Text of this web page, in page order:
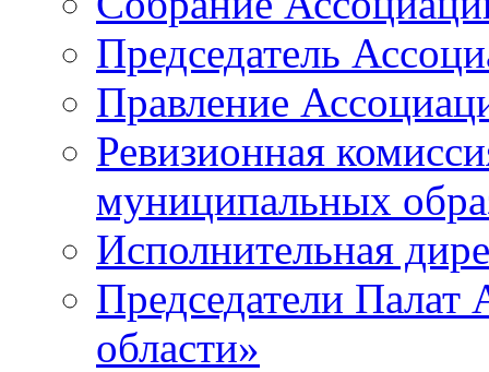
Председатель
Правление
Ревизионная
муниципальных
Исполнительная
Председатели
области»